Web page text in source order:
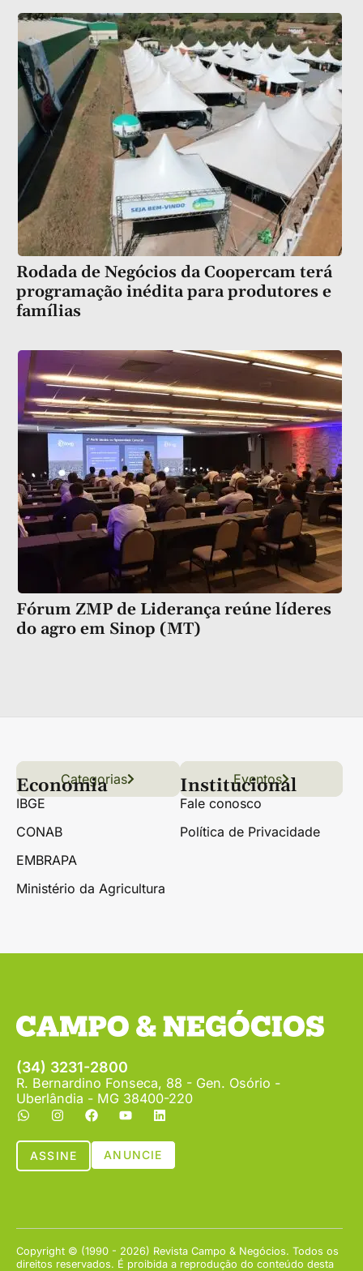
Rodada de Negócios da Coopercam terá
programação inédita para produtores e
famílias
Fórum ZMP de Liderança reúne líderes
do agro em Sinop (MT)
Links úteis
Conteúdo Grãos
Florestas Hortifrúti
Categorias Eventos
Economia
IBGE
CONAB
EMBRAPA
Ministério da Agricultura
Institucional
Fale conosco
Política de Privacidade
(34) 3231-2800
R. Bernardino Fonseca, 88 - Gen. Osório -
Uberlândia - MG 38400-220
ASSINE ANUNCIE
Copyright © (1990 - 2026) Revista Campo & Negócios. Todos os
direitos reservados. É proibida a reprodução do conteúdo desta